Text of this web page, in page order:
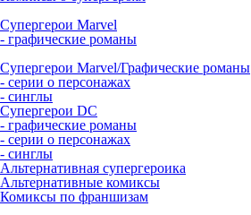
Супергерои Marvel
- графические романы
Супергерои Marvel/Графические романы
- серии о персонажах
- синглы
Супергерои DC
- графические романы
- серии о персонажах
- синглы
Альтернативная супергероика
Альтернативные комиксы
Комиксы по франшизам